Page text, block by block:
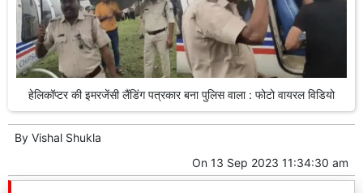
हेलिकॉप्टर की इमरजेंसी लैंडिंग पत्रकार बना पुलिस वाला : फोटो वायरल विडियो
By Vishal Shukla
On 13 Sep 2023 11:34:30 am